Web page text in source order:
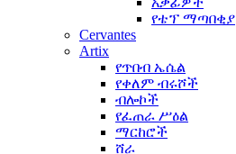
የቴፕ ማጣበቂያ
Cervantes
Artix
የጥበብ ኤሴል
የቀለም ብሩሾች
ብሎኮች
የፈጠራ ሥዕል
ማርከሮች
ሸራ